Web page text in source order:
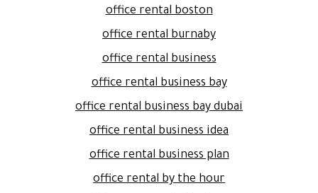
office rental boston
office rental burnaby
office rental business
office rental business bay
office rental business bay dubai
office rental business idea
office rental business plan
office rental by the hour